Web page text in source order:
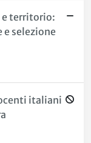
e territorio:
selezione
italiani